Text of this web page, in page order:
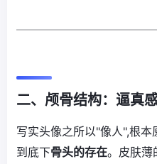
二、颅骨结构：逼真
写实头像之所以"像人",根
到底下骨头的存在。皮肤薄